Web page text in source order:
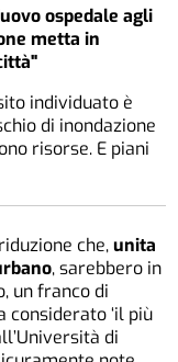
ospedale agli
metta in
individuato è
di inondazione
risorse. E piani
che,unita
, sarebbero in
un franco di
considerato ‘il più
di